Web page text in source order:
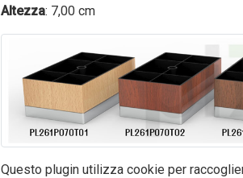
Altezza: 7,00 cm
Questo plugin utilizza cookie per